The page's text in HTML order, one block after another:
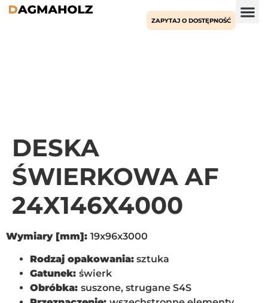
ZAPYTAJ O DOSTĘPNOŚĆ
DESKA
ŚWIERKOWA AF
24X146X4000
Wymiary [mm]: 19x96x3000
Rodzaj opakowania: sztuka
Gatunek: świerk
Obróbka: suszone, strugane S4S